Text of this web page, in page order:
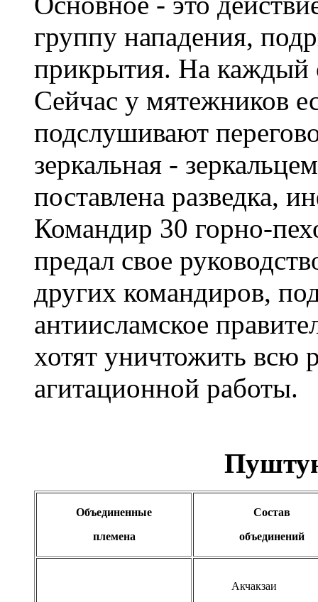
группу нападения,
прикрытия. На каждый
Сейчас у мятежников
подслушивают
зеркальная -
поставлена разведка,
Командир 30 горно-
предал свое
других командиров,
антиисламское
хотят уничтожить всю
агитационной работы.
Объединенные
племена
Состав
объединений
Акчакзаи